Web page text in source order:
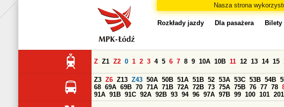
Nasza strona
Rozkłady jazdy Dla pasażera Bilety
Z Z1 Z2 0 1 2 3 4 5 6 7 8 9 10A 10B 11 12 13 14 15
Z3 Z6 Z13 Z43 50A 50B 51A 51B 52 53A 53C 53B 54B
68 69A 69B 70 71A 71B 72A 72B 73 75A 75B 76 77 78
91A 91B 91C 92A 92B 93 94 96 97A 97B 99 100 101 201